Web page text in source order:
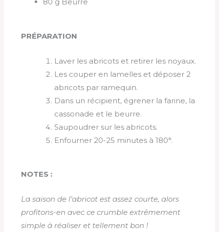
PRÉPARATION
Laver les abricots et retirer les noyaux.
Les couper en lamelles et déposer 2
abricots par ramequin.
Dans un récipient, égrener la farine, la
cassonade et le beurre.
Saupoudrer sur les abricots.
Enfourner 20-25 minutes à 180°.
NOTES :
La saison de l’abricot est assez courte, alors
profitons-en avec ce crumble extrêmement
simple à réaliser et tellement bon !